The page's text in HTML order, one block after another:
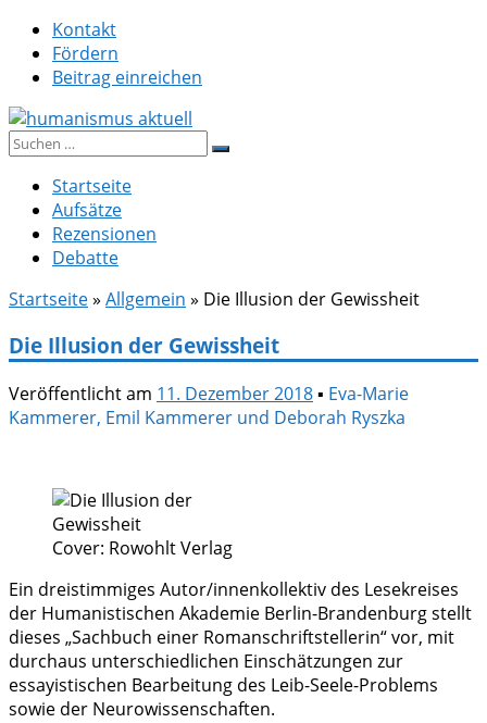
Zum
Inhalt
springen
Kontakt
Fördern
Beitrag einreichen
humanismus aktuell
Suche
Startseite
Aufsätze
Rezensionen
Debatte
Startseite» Allgemein » Die Illusion der Gewissheit
Die Illusion der Gewissheit
Veröffentlicht am 11. Dezember 2018▪ Eva-Marie
Kammerer, Emil Kammerer und Deborah Ryszka
Cover: Rowohlt Verlag
Ein dreistimmiges Autor/innenkollektiv des Lesekreises
der Humanistischen Akademie Berlin-Brandenburg stellt
dieses „Sachbuch einer Romanschriftstellerin“ vor, mit
durchaus unterschiedlichen Einschätzungen zur
essayistischen Bearbeitung des Leib-Seele-Problems
sowie der Neurowissenschaften.